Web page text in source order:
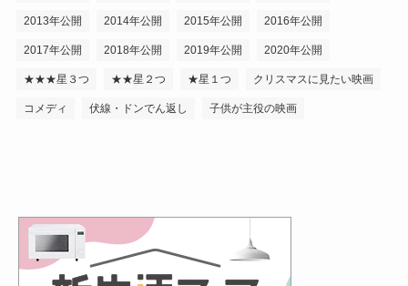
2013年公開 2014年公開 2015年公開 2016年公開
2017年公開 2018年公開 2019年公開 2020年公開
★★★星３つ ★★星２つ ★星１つ クリスマスに見たい映画
コメディ 伏線・ドンでん返し 子供が主役の映画